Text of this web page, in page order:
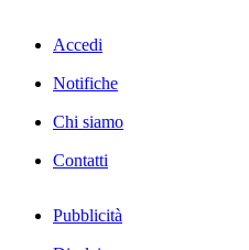
Accedi
Notifiche
Chi siamo
Contatti
Pubblicità